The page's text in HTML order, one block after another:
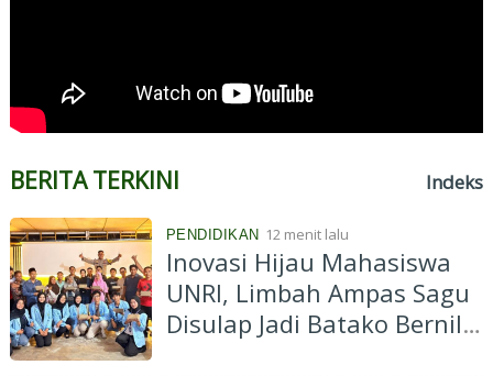
BERITA TERKINI Indeks
PENDIDIKAN 12 menit lalu
Inovasi Hijau Mahasiswa
UNRI, Limbah Ampas Sagu
Disulap Jadi Batako Bernilai